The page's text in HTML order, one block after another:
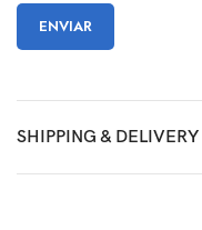
SHIPPING & DELIVERY